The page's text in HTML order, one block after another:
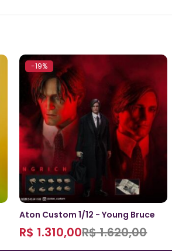
-19%
Aton Custom 1/12 - Young Bruce
R$1.620,00
R$ 1.310,00